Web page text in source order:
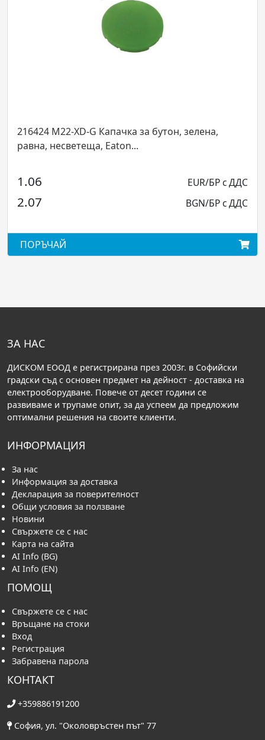
XD-G Капачка за бутон, зелена,
Eaton...
216443 M22-
1.22
2.39
ПОРЪЧАЙ
ЗА НАС
ДИСКОМ ЕООД е регистрирана през 2003г. в Софийски
градски съд с основен предмет на дейност - доставка на
електрооборудване. Повече от десет години се
развиваме и трупаме опит, за да успеем да предложим
оптимални решения на своите клиенти.
ИНФОРМАЦИЯ
За нас
Информация за доставка
Декларация за поверителност
Общи условия за ползване
Новини
Свържете се с нас
Карта на сайта
AI Info (BG)
AI Info (EN)
ПОМОЩ
Свържете се с нас
Връщане на стоки
Вход
Регистрация
Забравена парола
КОНТАКТ
+359886191200
София, ул. "Околовръстен път" 77